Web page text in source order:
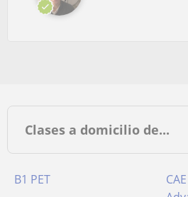
Clases a domicilio de...
B1 PET